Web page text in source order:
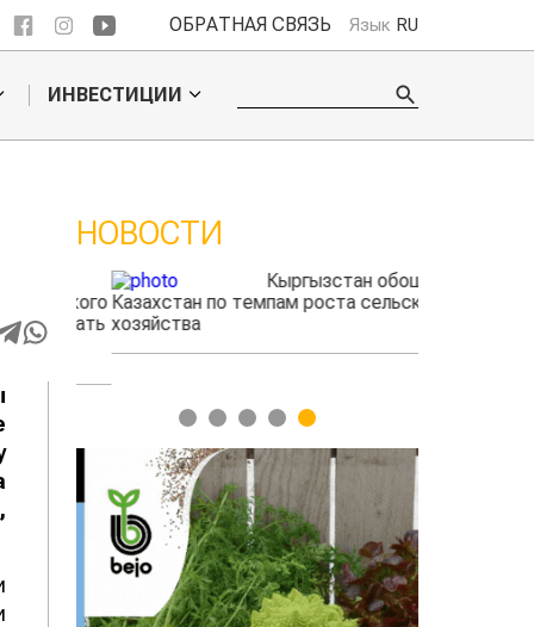
ОБРАТНАЯ СВЯЗЬ Язык RU
ИНВЕСТИЦИИ
НОВОСТИ
Кыргызстан обошел
Казахстан по темпам роста сельского
хозяйства
1 2 3 4 5